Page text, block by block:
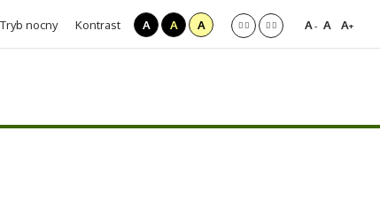
Tryb nocny Kontrast A A A A- A A+